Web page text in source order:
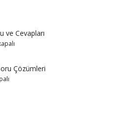
ve Cevapları
Çözümleri